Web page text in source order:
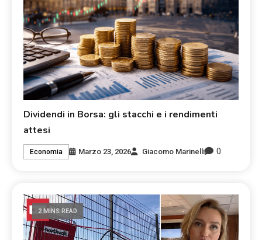
Dividendi in Borsa: gli stacchi e i rendimenti
attesi
Economia Marzo 23, 2026 Giacomo Marinelli 0
2 MINS READ